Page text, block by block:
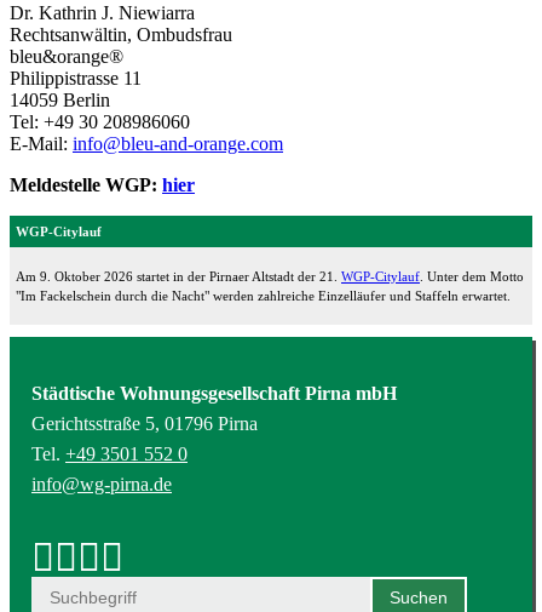
Dr. Kathrin J. Niewiarra
Rechtsanwältin, Ombudsfrau
bleu&orange®
Philippistrasse 11
14059 Berlin
Tel: +49 30 208986060
E-Mail: info@bleu-and-orange.com
Meldestelle WGP: hier
WGP-Citylauf
Am 9. Oktober 2026 startet in der Pirnaer Altstadt der 21. WGP-Citylauf . Unter dem Motto
"Im Fackelschein durch die Nacht" werden zahlreiche Einzelläufer und Staffeln erwartet.
Städtische Wohnungsgesellschaft Pirna mbH
Gerichtsstraße 5, 01796 Pirna
Tel. +49 3501 552 0
info@wg-pirna.de